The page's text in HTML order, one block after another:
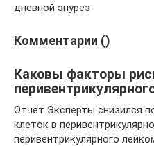
дневной энурез
Комментарии ()
Каковы факторы
Отчет Эксперты снизился
клеток в
перивентрикулярного